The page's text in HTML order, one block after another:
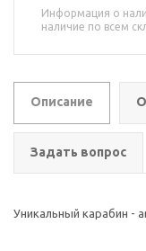
Информация о
наличие по всем
Описание
Задать вопрос
Уникальный карабин -